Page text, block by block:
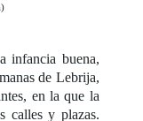
infancia buena,
de Lebrija,
en la que la
calles y plazas.